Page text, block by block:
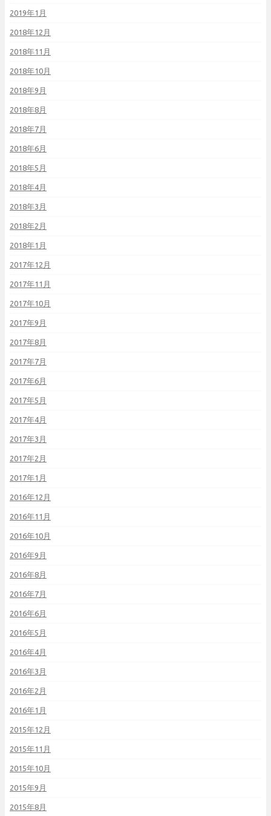
2019年1月
2018年12月
2018年11月
2018年10月
2018年9月
2018年8月
2018年7月
2018年6月
2018年5月
2018年4月
2018年3月
2018年2月
2018年1月
2017年12月
2017年11月
2017年10月
2017年9月
2017年8月
2017年7月
2017年6月
2017年5月
2017年4月
2017年3月
2017年2月
2017年1月
2016年12月
2016年11月
2016年10月
2016年9月
2016年8月
2016年7月
2016年6月
2016年5月
2016年4月
2016年3月
2016年2月
2016年1月
2015年12月
2015年11月
2015年10月
2015年9月
2015年8月